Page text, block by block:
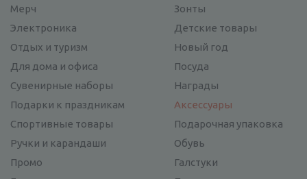
Мерч
Электроника
Отдых и туризм
Для дома и офиса
Сувенирные наборы
Подарки к праздникам
Спортивные товары
Ручки и карандаши
Промо
Зонты
Детские товары
Новый год
Посуда
Награды
Аксессуары
Подарочная упаковка
Обувь
Галстуки